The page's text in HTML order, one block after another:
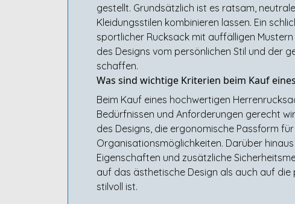
gestellt. Grundsätzlich ist es ratsam,
Kleidungsstilen kombinieren lassen. Ein
sportlicher Rucksack mit auffälligen
des Designs vom persönlichen Stil und der
schaffen.
Was sind wichtige Kriterien beim Kauf
Beim Kauf eines hochwertigen
Bedürfnissen und Anforderungen gerecht
des Designs, die ergonomische Passform
Organisationsmöglichkeiten. Darüber
Eigenschaften und zusätzliche
auf das ästhetische Design als auch auf
stilvoll ist.